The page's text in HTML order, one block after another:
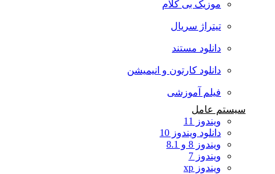
موزیک بی کلام
تیتراژ سریال
دانلود مستند
دانلود کارتون و انیمیشن
فیلم آموزشی
سیستم عامل
ویندوز 11
دانلود ویندوز 10
ویندوز 8 و 8.1
ویندوز 7
ویندوز xp